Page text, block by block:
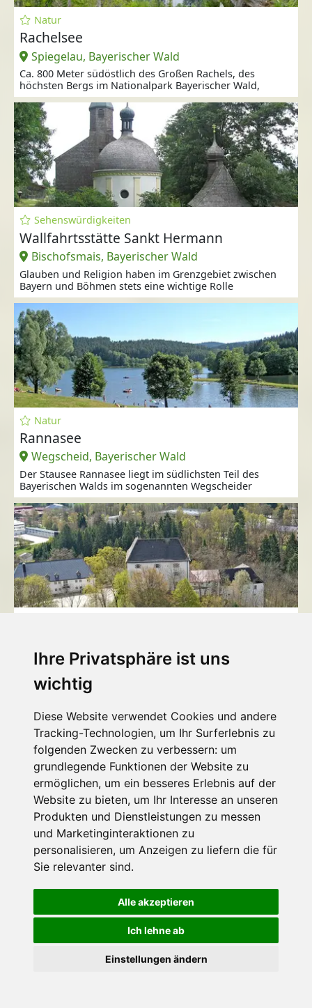
Ihre Privatsphäre ist uns
wichtig
Diese Website verwendet Cookies und andere
Tracking-Technologien, um Ihr Surferlebnis zu
folgenden Zwecken zu verbessern: um
grundlegende Funktionen der Website zu
ermöglichen, um ein besseres Erlebnis auf der
Website zu bieten, um Ihr Interesse an unseren
Produkten und Dienstleistungen zu messen
und Marketinginteraktionen zu
personalisieren, um Anzeigen zu liefern die für
Sie relevanter sind.
Alle akzeptieren
Ich lehne ab
Einstellungen ändern
Natur
Rachelsee
Spiegelau, Bayerischer Wald
Ca. 800 Meter südöstlich des Großen Rachels, des
höchsten Bergs im Nationalpark Bayerischer Wald,
Sehenswürdigkeiten
Wallfahrtsstätte Sankt Hermann
Bischofsmais, Bayerischer Wald
Glauben und Religion haben im Grenzgebiet zwischen
Bayern und Böhmen stets eine wichtige Rolle
Natur
Rannasee
Wegscheid, Bayerischer Wald
Der Stausee Rannasee liegt im südlichsten Teil des
Bayerischen Walds im sogenannten Wegscheider
Freyung, Bayerischer Wald
Schloss Wolfstein liegt nordwestlich des Ortszentrums
von Freyung im Bayerischen Wald.
Sehenswürdigkeiten
Burgruine Runding
Runding, Bayerischer Wald
Die Burgruine Runding erhebt sich auf dem 543 Meter
hohen Schlossberg oberhalb der Gemeinde Runding im